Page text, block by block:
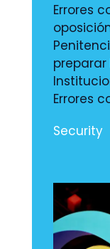
Errores
Errores
Security